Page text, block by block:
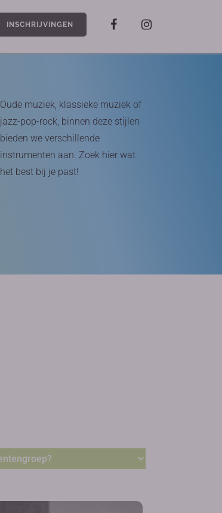
INSCHRIJVINGEN
Oude muziek, klassieke muziek of
jazz-pop-rock, binnen deze stijlen
bieden we verschillende
instrumenten aan. Zoek hier wat
het best bij je past!